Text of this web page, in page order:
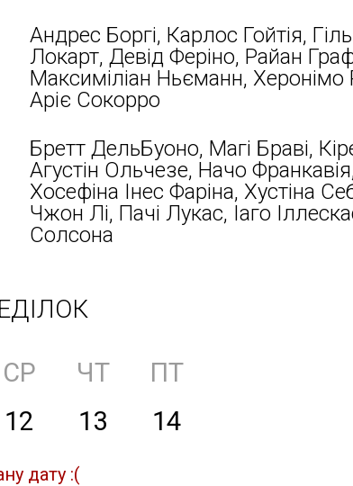
Андрес Боргі, Карлос Гойтія,
Локарт, Девід Феріно, Райан
Максиміліан Ньєманн,
Аріє Сокорро
Бретт ДельБуоно, Магі Браві,
Агустін Ольчезе, Начо
Хосефіна Інес Фаріна, Хустіна
Чжон Лі, Пачі Лукас, Іаго
Солсона
СР ЧТ
ПТ
12 13 14
дату :(